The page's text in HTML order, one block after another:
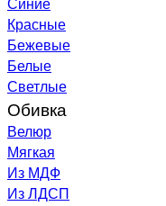
Красные
Бежевые
Белые
Светлые
Обивка
Велюр
Мягкая
Из МДФ
Из ЛДСП